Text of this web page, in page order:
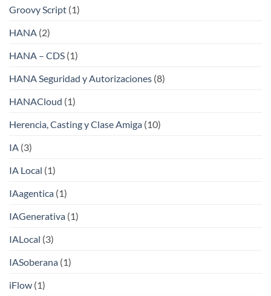
Groovy Script (1)
HANA (2)
HANA – CDS (1)
HANA Seguridad y Autorizaciones (8)
HANACloud (1)
Herencia, Casting y Clase Amiga (10)
IA (3)
IA Local (1)
IAagentica (1)
IAGenerativa (1)
IALocal (3)
IASoberana (1)
iFlow (1)